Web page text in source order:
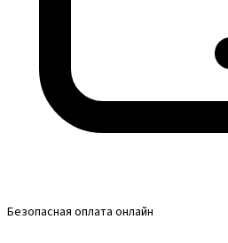
Безопасная оплата онлайн